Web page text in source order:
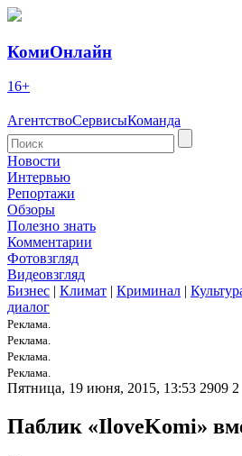
КомиОнлайн
16+
АгентствоСервисыКоманда
Новости
Интервью
Репортажи
Обзоры
Полезно знать
Комментарии
Фотовзгляд
Видеовзгляд
Бизнес | Климат | Криминал |
диалог
Реклама.
Реклама.
Реклама.
Реклама.
Пятница, 19 июня, 2015, 13:53 2909 2
Паблик «IloveKomi»